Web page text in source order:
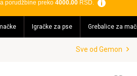
porudžbine preko 4000.00RSD.
Igračke za pse Grebalice za
Sve od Gemon